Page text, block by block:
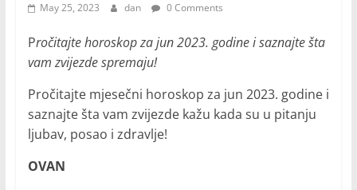
May 25, 2023 dan 0 Comments
Pročitajte horoskop za jun 2023. godine i saznajte šta
vam zvijezde spremaju!
Pročitajte mjesečni horoskop za jun 2023. godine i
saznajte šta vam zvijezde kažu kada su u pitanju
ljubav, posao i zdravlje!
OVAN